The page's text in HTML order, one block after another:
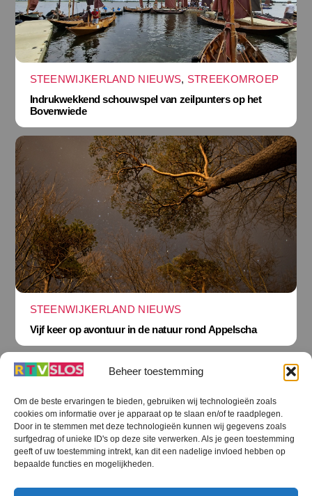
Beheer toestemming
Om de beste ervaringen te bieden, gebruiken wij technologieën zoals
cookies om informatie over je apparaat op te slaan en/of te raadplegen.
Door in te stemmen met deze technologieën kunnen wij gegevens zoals
surfgedrag of unieke ID's op deze site verwerken. Als je geen toestemming
geeft of uw toestemming intrekt, kan dit een nadelige invloed hebben op
bepaalde functies en mogelijkheden.
STEENWIJKERLAND NIEUWS, STREEKOMROEP
Indrukwekkend schouwspel van zeilpunters op het
Bovenwiede
STEENWIJKERLAND NIEUWS
Vijf keer op avontuur in de natuur rond Appelscha
Terug
naar
boven
RTV SLOS